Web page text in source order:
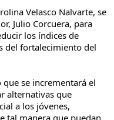
Velasco Nalvarte, se
Julio Corcuera, para
los índices de
del fortalecimiento del
que se incrementará el
alternativas que
a los jóvenes,